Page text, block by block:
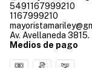
5491167999210
1167999210
Av. Avellaneda
Medios de pago